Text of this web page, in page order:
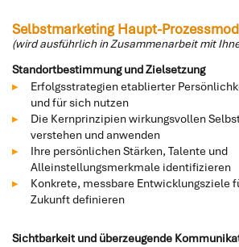
Selbstmarketing Haupt-
(wird ausführlich in Zusammenarbeit mit
Standortbestimmung und Zielsetzung
Erfolgsstrategien etablierter
und für sich nutzen
Die Kernprinzipien wirkungsvollen
verstehen und anwenden
Ihre persönlichen Stärken, Talente und
Alleinstellungsmerkmale identifizieren
Konkrete, messbare Entwicklungsziele
Zukunft definieren
Sichtbarkeit und überzeugende